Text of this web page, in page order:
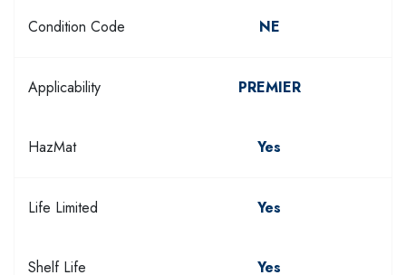
Condition Code NE
Applicability PREMIER
HazMat Yes
Life Limited Yes
Shelf Life Yes